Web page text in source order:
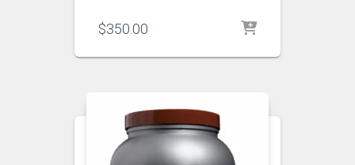
$350.00